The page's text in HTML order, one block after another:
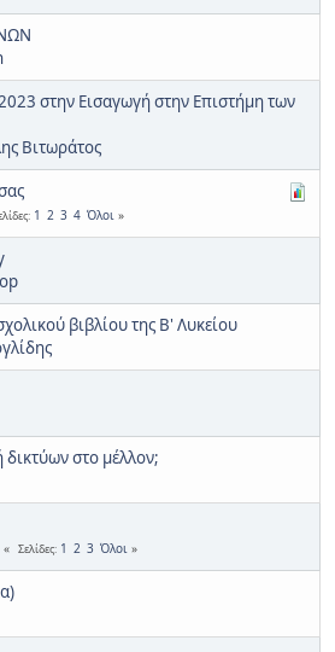
στην Εισαγωγή στην Επιστήμη των
Βιτωράτος
1 2 3 4 Όλοι
βιβλίου της Β' Λυκείου
δικτύων στο μέλλον;
Σελίδες 1 2 3 Όλοι